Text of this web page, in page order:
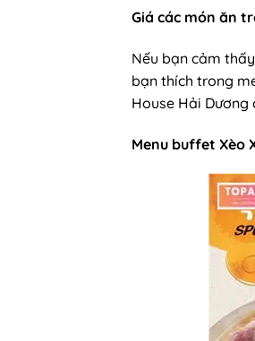
Giá các món ăn
Nếu bạn cảm
bạn thích trong
House Hải
Menu buffet Xèo